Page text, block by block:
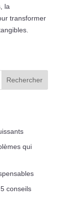
la
transformer
Rechercher
qui
conseils